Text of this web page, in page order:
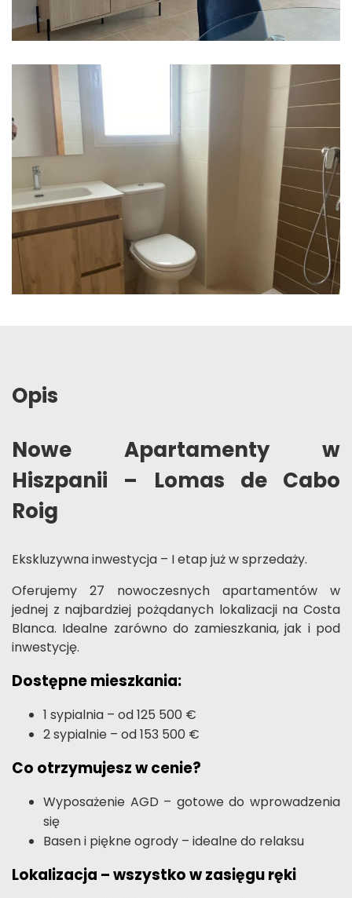
Opis
Nowe Apartamenty w
Hiszpanii – Lomas de Cabo
Roig
Ekskluzywna inwestycja – I etap już w sprzedaży.
Oferujemy 27 nowoczesnych apartamentów w
jednej z najbardziej pożądanych lokalizacji na Costa
Blanca. Idealne zarówno do zamieszkania, jak i pod
inwestycję.
Dostępne mieszkania:
1 sypialnia – od 125 500 €
2 sypialnie – od 153 500 €
Co otrzymujesz w cenie?
Wyposażenie AGD – gotowe do wprowadzenia
się
Basen i piękne ogrody – idealne do relaksu
Lokalizacja – wszystko w zasięgu ręki